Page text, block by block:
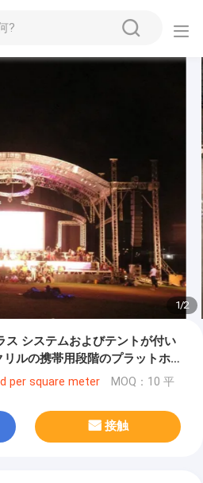
1/2
システムおよびテントが付い
ルの携帯用段階のプラットホ
per square meter MOQ：10 平
接触